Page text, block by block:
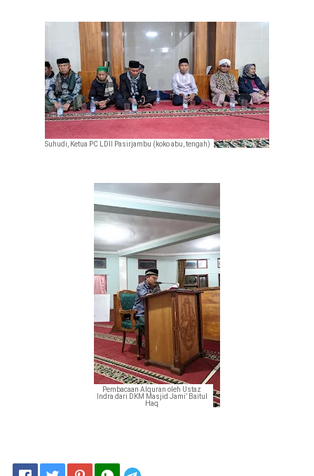
Suhudi, Ketua PC LDII Pasirjambu (koko abu, tengah)
Pembacaan Alquran oleh Ustaz
Indra dari DKM Masjid Jami’ Baitul
Haq